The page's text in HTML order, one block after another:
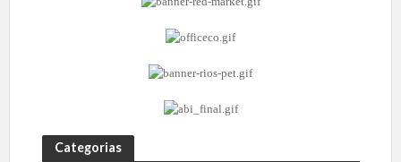
Categorias